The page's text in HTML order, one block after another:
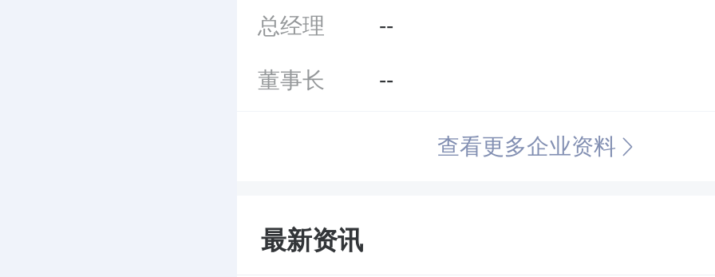
总经理 --
董事长 --
查看更多企业资料
最新资讯